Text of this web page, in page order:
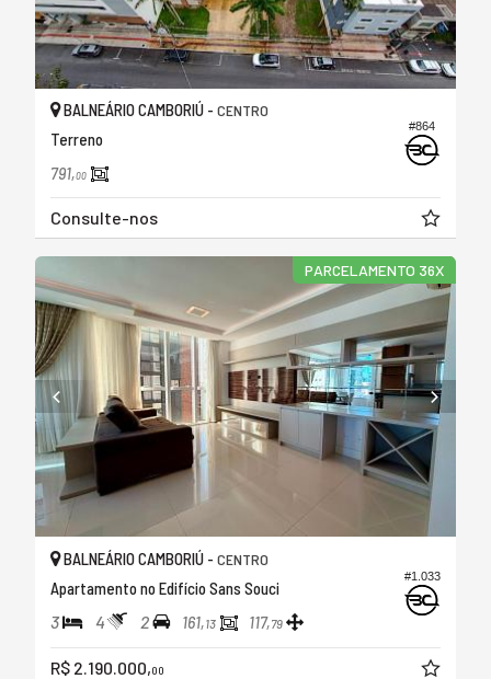
#864
BALNEÁRIO CAMBORIÚ - CENTRO
Terreno
791,00
Consulte-nos
PARCELAMENTO 36X
#1.033
BALNEÁRIO CAMBORIÚ - CENTRO
Apartamento no Edifício Sans Souci
3 4 2 161,13 117,79
R$ 2.190.000,00